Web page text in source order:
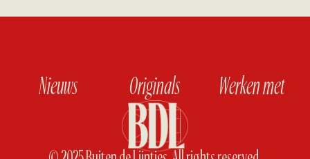
Nieuws Originals Werkenmet